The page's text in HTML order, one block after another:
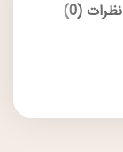
نظرات (0)